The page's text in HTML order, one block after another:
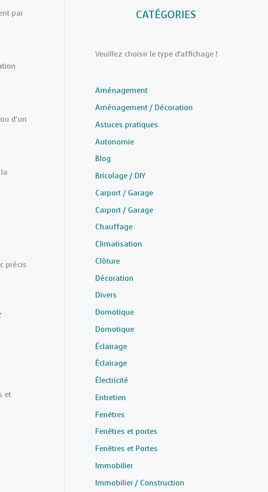
par
d’un
précis
et
CATÉGORIES
Veuillez choisir le type d'affichage !
Aménagement
Aménagement / Décoration
Astuces pratiques
Autonomie
Blog
Bricolage / DIY
Carport / Garage
Carport / Garage
Chauffage
Climatisation
Clôture
Décoration
Divers
Domotique
Domotique
Éclairage
Éclairage
Électricité
Entretien
Fenêtres
Fenêtres et portes
Fenêtres et Portes
Immobilier
Immobilier / Construction